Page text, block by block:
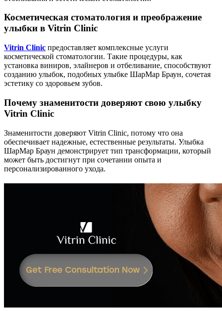
Косметическая стоматология и преображение
улыбки в Vitrin Clinic
Vitrin Clinic предоставляет комплексные услуги
косметической стоматологии. Такие процедуры, как
установка виниров, элайнеров и отбеливание, способствуют
созданию улыбок, подобных улыбке ШарМар Браун, сочетая
эстетику со здоровьем зубов.
Почему знаменитости доверяют свою улыбку
Vitrin Clinic
Знаменитости доверяют Vitrin Clinic, потому что она
обеспечивает надежные, естественные результаты. Улыбка
ШарМар Браун демонстрирует тип трансформации, который
может быть достигнут при сочетании опыта и
персонализированного ухода.